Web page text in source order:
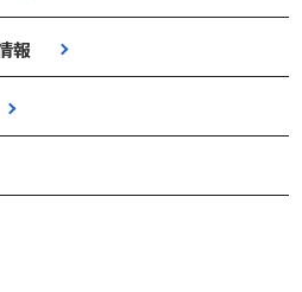
報